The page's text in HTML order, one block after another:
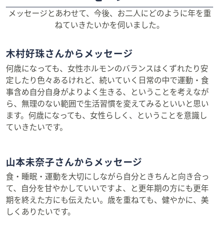
メッセージとあわせて、今後、お二人にどのように年を重
ねていきたいかを伺いました。
木村好珠さんからメッセージ
何歳になっても、女性ホルモンのバランスはくずれたり安
定したり色々あるけれど、続いていく日常の中で運動・食
事含め自分自身がよりよく生きる、ということを考えなが
ら、無理のない範囲で生活習慣を変えてみるといいと思い
ます。何歳になっても、女性らしく、ということを意識し
ていきたいです。
山本未奈子さんからメッセージ
食・睡眠・運動を大切にしながら自分ときちんと向き合っ
て、自分を甘やかしていいですよ、と更年期の方にも更年
期を終えた方にも伝えたい。歳を重ねても、健やかに、美
しくありたいです。